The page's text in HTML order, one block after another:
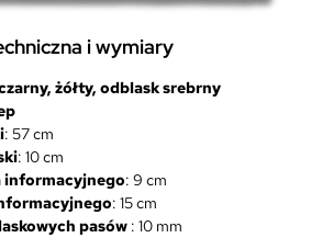
i wymiary
żółty, odblask srebrny
: 57 cm
: 10 cm
informacyjnego: 9 cm
: 15 cm
pasów : 10 mm